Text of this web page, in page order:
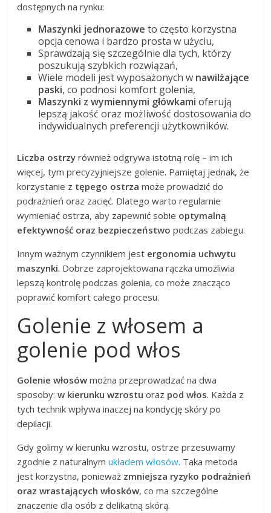
dostępnych na rynku:
Maszynki jednorazowe to często korzystna
opcja cenowa i bardzo prosta w użyciu,
Sprawdzają się szczególnie dla tych, którzy
poszukują szybkich rozwiązań,
Wiele modeli jest wyposażonych w nawilżające
paski, co podnosi komfort golenia,
Maszynki z wymiennymi główkami oferują
lepszą jakość oraz możliwość dostosowania do
indywidualnych preferencji użytkowników.
Liczba ostrzy również odgrywa istotną rolę – im ich
więcej, tym precyzyjniejsze golenie. Pamiętaj jednak, że
korzystanie z tępego ostrza może prowadzić do
podrażnień oraz zacięć. Dlatego warto regularnie
wymieniać ostrza, aby zapewnić sobie optymalną
efektywność oraz bezpieczeństwo podczas zabiegu.
Innym ważnym czynnikiem jest ergonomia uchwytu
maszynki. Dobrze zaprojektowana rączka umożliwia
lepszą kontrolę podczas golenia, co może znacząco
poprawić komfort całego procesu.
Golenie z włosem a
golenie pod włos
Golenie włosów można przeprowadzać na dwa
sposoby:w kierunku wzrostu oraz pod włos. Każda z
tych technik wpływa inaczej na kondycję skóry po
depilacji.
Gdy golimy w kierunku wzrostu, ostrze przesuwamy
zgodnie z naturalnymukładem włosów. Taka metoda
jest korzystna, ponieważ zmniejsza ryzyko podrażnień
oraz wrastających włosków, co ma szczególne
znaczenie dla osób z delikatną skórą.